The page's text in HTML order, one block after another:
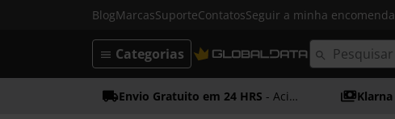
BlogMarcasSuporteContatosSeguir a minha encomenda
Categorias
Envio Gratuito em 24 HRS - Acima dos 50€ Klarna